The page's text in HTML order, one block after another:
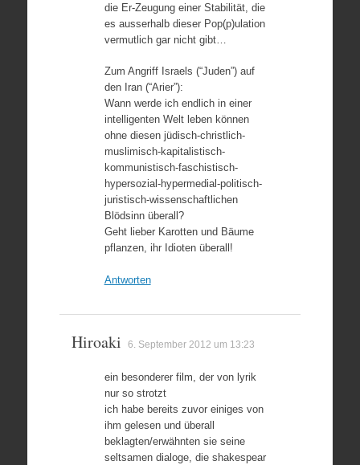
die Er-Zeugung einer Stabilität, die
es ausserhalb dieser Pop(p)ulation
vermutlich gar nicht gibt…
Zum Angriff Israels (“Juden”) auf
den Iran (“Arier”):
Wann werde ich endlich in einer
intelligenten Welt leben können
ohne diesen jüdisch-christlich-
muslimisch-kapitalistisch-
kommunistisch-faschistisch-
hypersozial-hypermedial-politisch-
juristisch-wissenschaftlichen
Blödsinn überall?
Geht lieber Karotten und Bäume
pflanzen, ihr Idioten überall!
Antworten
Hiroaki 6. September 2012 um 13:23
ein besonderer film, der von lyrik
nur so strotzt
ich habe bereits zuvor einiges von
ihm gelesen und überall
beklagten/erwähnten sie seine
seltsamen dialoge, die shakespear